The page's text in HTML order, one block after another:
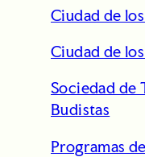
Ciudad de
Ciudad de
Sociedad de
Budistas
Programas